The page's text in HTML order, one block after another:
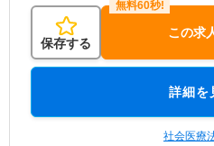
保存する
この求
詳細を
社会医療